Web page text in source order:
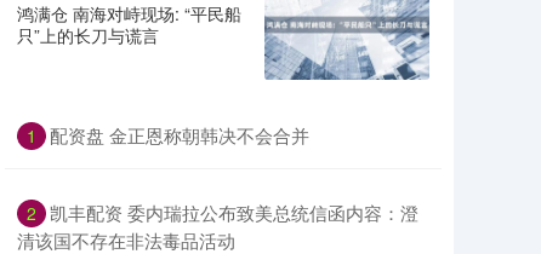
鸿满仓 南海对峙现场: “平民船
只”上的长刀与谎言
1 配资盘 金正恩称朝韩决不会合并
2 凯丰配资 委内瑞拉公布致美总统信函内容：澄
清该国不存在非法毒品活动